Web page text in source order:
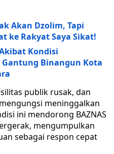
Akan Dzolim, Tapi
ke Rakyat Saya Sikat!
Kondisi
Binangun Kota
publik rusak, dan
meninggalkan
ini mendorong BAZNAS
mengumpulkan
sebagai respon cepat